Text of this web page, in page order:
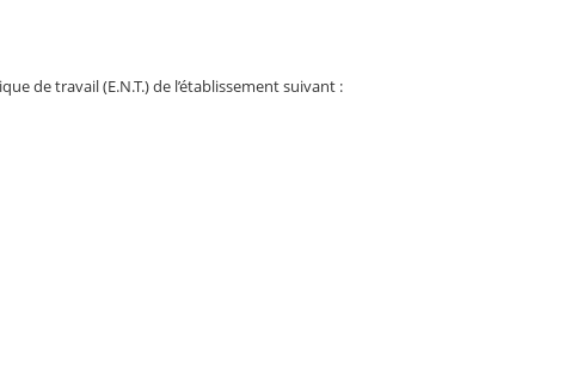
de travail (E.N.T.) de l’établissement suivant :